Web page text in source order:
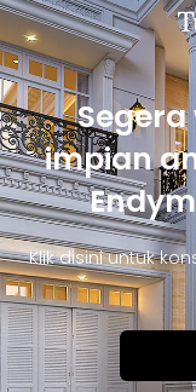
impian
Klik disini untuk